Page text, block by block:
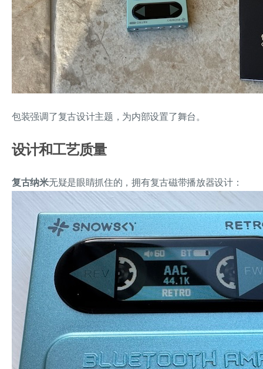
包装强调了复古设计主题，为内部设置了舞台。
设计和工艺质量
复古纳米无疑是眼睛抓住的，拥有复古磁带播放器设计：